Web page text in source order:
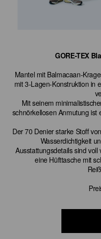
GORE-TEX
Mantel mit Balmacaan-
mit 3-Lagen-Konstruktion in
Mit seinem
schnörkellosen Anmutung ist
Der 70 Denier starke Stoff
Wasserdichtigkeit
Ausstattungsdetails sind
eine Hüfttasche mit